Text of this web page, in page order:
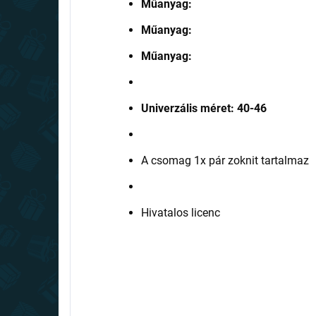
Műanyag:
Műanyag:
Műanyag:
Univerzális méret: 40-46
A csomag 1x pár zoknit tartalmaz
Hivatalos licenc